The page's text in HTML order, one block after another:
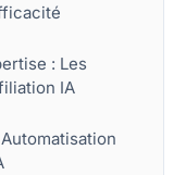
: Les
IA